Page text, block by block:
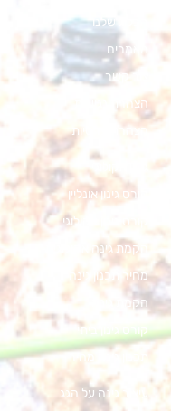
הבלוג שלנו
מאמרים
צור קשר
הצהרת נגישות
הצהרת פרטיות
קורס גינון אונליין
קורס גינון אקולוגי
הקמת גינה אקולוגית
מחיר תכנון גינה
הקמת גינה
קורס גינון ביתי
תכנון גינה מחיר
עיצוב גינה על הגג